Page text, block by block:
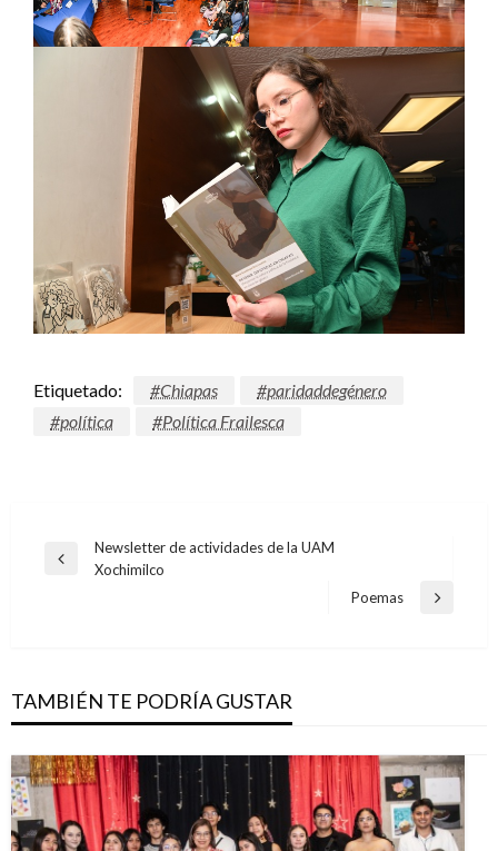
Etiquetado: #Chiapas
#paridaddegénero
#política
#Política Frailesca
Navegación
Entrada
Newsletter de actividades de la UAM
Xochimilco
Entrada
Poemas
TAMBIÉN TE PODRÍA GUSTAR